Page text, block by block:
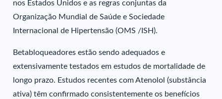
nos Estados Unidos e as regras conjuntas da
Organização Mundial de Saúde e Sociedade
Internacional de Hipertensão (OMS /ISH).
Betabloqueadores estão sendo adequados e
extensivamente testados em estudos de mortalidade de
longo prazo. Estudos recentes com Atenolol (substância
ativa) têm confirmado consistentemente os benefícios